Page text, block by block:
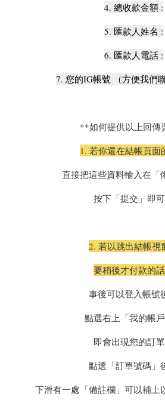
4. 總收款金額 :
5. 匯款人姓名 :
6. 匯款人電話 :
7. 您的IG帳號 （方便我們
**如何提供以上回傳
1. 若你還在結帳頁面
直接把這些資料輸入在「
按下「提交」即可
2. 若以跳出結帳視
要稍後才付款的話
事後可以登入帳號
點選右上「我的帳戶
即會出現您的訂單
點選「訂單號碼」
下滑有一處「備註欄」可以補上